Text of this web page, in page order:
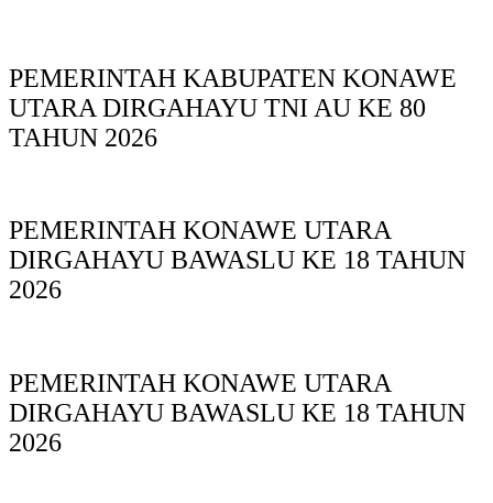
PEMERINTAH KABUPATEN KONAWE
UTARA DIRGAHAYU TNI AU KE 80
TAHUN 2026
PEMERINTAH KONAWE UTARA
DIRGAHAYU BAWASLU KE 18 TAHUN
2026
PEMERINTAH KONAWE UTARA
DIRGAHAYU BAWASLU KE 18 TAHUN
2026